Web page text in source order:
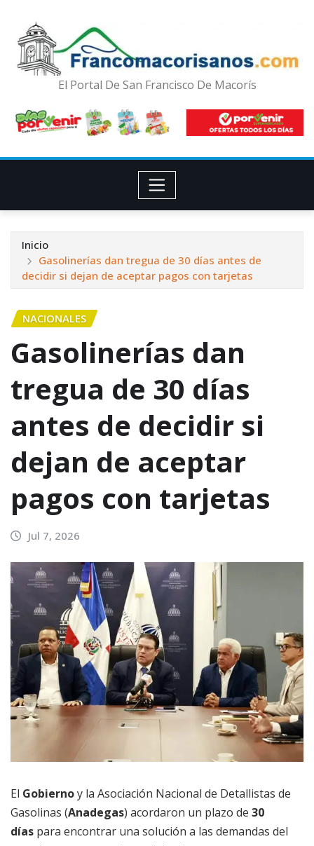
El Portal De San Francisco De Macorís
Inicio
Gasolinerías dan tregua de 30 días antes de
decidir si dejan de aceptar pagos con tarjetas
NACIONALES
Gasolinerías dan
tregua de 30 días
antes de decidir si
dejan de aceptar
pagos con tarjetas
Jul 7, 2026
El Gobiernoy la Asociación Nacional de Detallistas de
Gasolinas (Anadegas) acordaron un plazo de 30
días para encontrar una solución a las demandas del